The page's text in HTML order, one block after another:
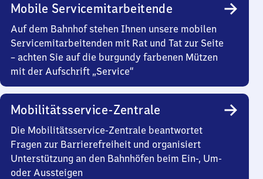
Mobile Servicemitarbeitende
Auf dem Bahnhof stehen Ihnen unsere mobilen
Servicemitarbeitenden mit Rat und Tat zur Seite
– achten Sie auf die burgundy farbenen Mützen
mit der Aufschrift „Service“
Mobilitätsservice-Zentrale
Die Mobilitätsservice-Zentrale beantwortet
Fragen zur Barrierefreiheit und organisiert
Unterstützung an den Bahnhöfen beim Ein-, Um-
oder Aussteigen